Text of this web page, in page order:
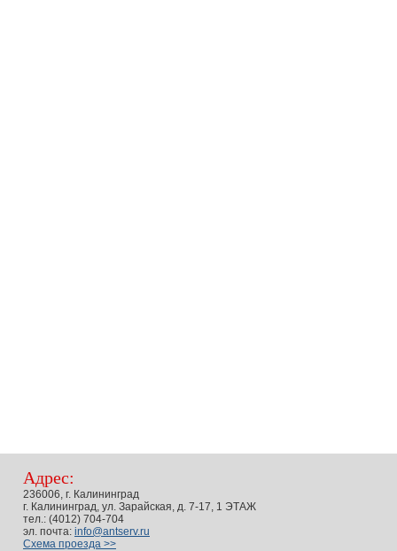
Адрес:
236006, г. Калининград
г. Калининград, ул. Зарайская, д. 7-17, 1 ЭТАЖ
тел.: (4012) 704-704
эл. почта: info@antserv.ru
Схема проезда >>